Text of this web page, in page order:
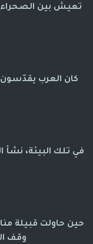
تعيش بين الصحراء
كان العرب يقدّسون
في تلك البيئة، نشأ
حين حاولت قبيلة
وقف